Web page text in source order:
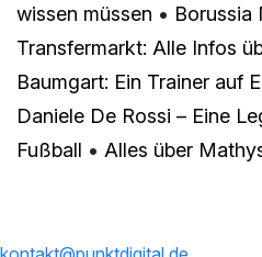
wissen müssen • Borussia
Transfermarkt: Alle Infos
Baumgart: Ein Trainer auf
Daniele De Rossi – Eine
Fußball • Alles über